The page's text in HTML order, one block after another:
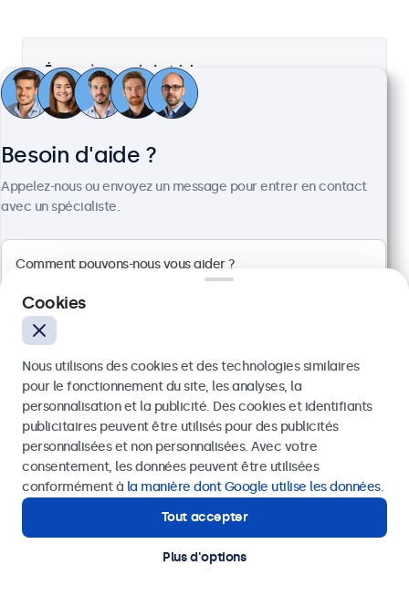
Écrans à usage industriel
Nos écrans industriels sont spécialement conçus
environnements industriels exigeants tels que les
lignes de production, les ateliers et les usines. Les
moniteurs et écrans tactiles industriels sont
fabriqués avec des composants de haute qualité et
physiques, aux températures extrêmes et aux
vibrations. Cela garantit des années de
fonctionnement et un MTBF élevé, même dans les
applications industrielles les plus difficiles.
Certifiés CEI 60721
Nos écrans industriels sont certifiés CEI 60721 et
offrent une protection contre les interférences
électromagnétiques (EMI) et les interférences radio
(RFI). Cela garantit des performances fiables même
dans des environnements comportant des
équipements lourds qui présentent un risque
d'interférence. Cette protection contribue non
seulement à un fonctionnement stable, mais
équipements environnants.
Besoin d'aide ?
Appelez-nous ou envoyez un message pour entrer en contact
avec un spécialiste.
Envoyer
Ou appelez-nous au03 808 1603
Contactez nos spécialistes.
Cookies
Nous utilisons des cookies et des technologies similaires
pour le fonctionnement du site, les analyses, la
personnalisation et la publicité. Des cookies et identifiants
publicitaires peuvent être utilisés pour des publicités
personnalisées et non personnalisées. Avec votre
consentement, les données peuvent être utilisées
conformément à la manière dont Google utilise les données.
Tout accepter
Plus d'options